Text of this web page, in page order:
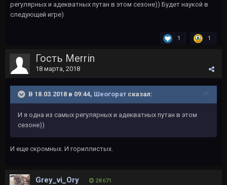
регулярных и адекватных путан в этом сезоне)) Будет наукой в
следующей игре)
1 1
Гость Merrin
18 марта, 2018
В 18.03.2018 в 09:44, Шеогорат сказал:
И я одна из самых регулярных и адекватных путан в этом
сезоне))
И еще скромных. И гориллистых.
Grey_vi_Ory 28 671